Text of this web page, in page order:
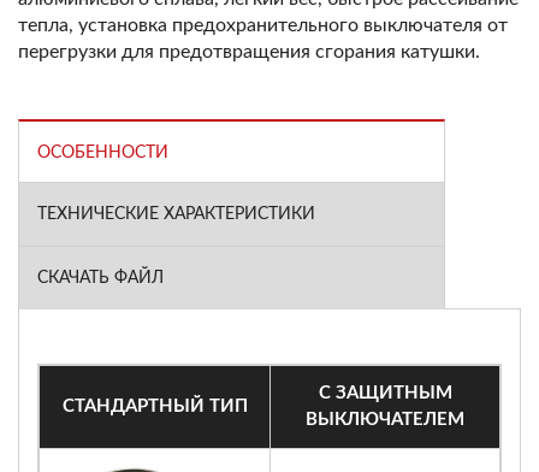
тепла, установка предохранительного выключателя от
перегрузки для предотвращения сгорания катушки.
ОСОБЕННОСТИ
ТЕХНИЧЕСКИЕ ХАРАКТЕРИСТИКИ
СКАЧАТЬ ФАЙЛ
СТАНДАРТНЫЙ ТИП
С ЗАЩИТНЫМ
ВЫКЛЮЧАТЕЛЕМ